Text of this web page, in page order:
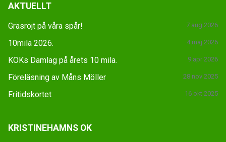
AKTUELLT
Gräsröjt på våra spår! 7 aug 2026
10mila 2026. 4 maj 2026
KOKs Damlag på årets 10 mila. 9 apr 2026
Föreläsning av Måns Möller 28 nov 2025
Fritidskortet 16 okt 2025
KRISTINEHAMNS OK